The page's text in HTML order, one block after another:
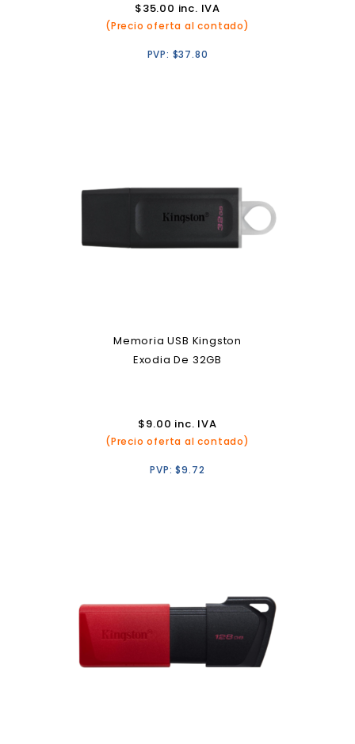
$35.00 inc. IVA
(Precio oferta al contado)
PVP: $37.80
Memoria USB Kingston
Exodia De 32GB
$9.00 inc. IVA
(Precio oferta al contado)
PVP:$9.72